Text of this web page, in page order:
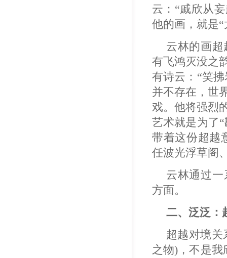
云：“戚欣从
他的画，就是
云林的画
有飞鸿灭没之
有诗云：“笑
并不存在，世
戏。他将强烈
艺术就是为了
带着这份超越
任波光浮草阁
云林通过
方面。
二、泛泛：
超越对境关
之物)，不是